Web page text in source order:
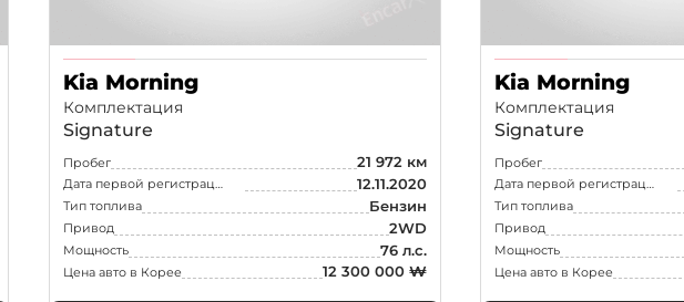
Kia Morning
Комплектация
Signature
Пробег 21 972 км
Дата первой регистрации 12.11.2020
Тип топлива Бензин
Привод 2WD
Мощность 76 л.с.
Цена авто в Корее 12 300 000 ₩
Kia Morning
Комплектация
Signature
Пробег
Дата первой регистрации
Тип топлива
Привод
Мощность
Цена авто в Корее
Саратов
Тюмень
Махачкала
Хабаровск Владивосток